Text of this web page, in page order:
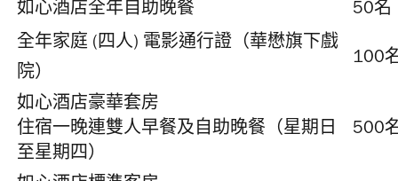
如心酒店全年自助晚餐
50名
全年家庭 (四人) 電影通行證（華懋旗下戲
院）
100
如心酒店豪華套房
住宿一晚連雙人早餐及自助晚餐（星期日
至星期四）
500